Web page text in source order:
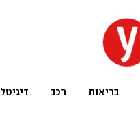
בריאות רכב דיגיטל